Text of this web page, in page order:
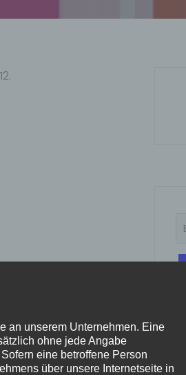
an unserem Unternehmen. Eine
ohne jede Angabe
eine betroffene Person
über unsere Internetseite in